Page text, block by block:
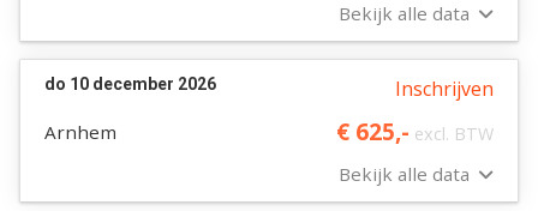
Bekijk alle data
do 10 december 2026
Arnhem
Inschrijven
Bekijk alle data
€ 625,- excl. BTW